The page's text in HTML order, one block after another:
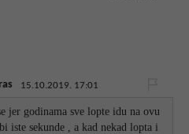
15.10.2019. 17:01
jer godinama sve lopte idu na ovu
iste sekunde , a kad nekad lopta i